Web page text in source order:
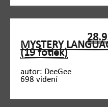
MYSTERY
(19 fotiek)
autor: DeeGee
698 videní